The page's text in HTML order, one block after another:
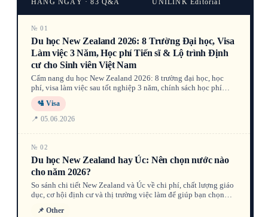
HÀNG NGÀY · 83 Q&A UNILINK Editorial
№ 01
Du học New Zealand 2026: 8 Trường Đại học, Visa
Làm việc 3 Năm, Học phí Tiến sĩ & Lộ trình Định
cư cho Sinh viên Việt Nam
Cẩm nang du học New Zealand 2026: 8 trường đại học, học
phí, visa làm việc sau tốt nghiệp 3 năm, chính sách học phí
Tiến sĩ bằng sinh viên nội địa, học bổng NZ Scholarships, và lộ
trình Skilled Migrant Category 6 điểm.
🛂 Visa
📍 05.06.2026
№ 02
Du học New Zealand hay Úc: Nên chọn nước nào
cho năm 2026?
So sánh chi tiết New Zealand và Úc về chi phí, chất lượng giáo
dục, cơ hội định cư và thị trường việc làm để giúp bạn chọn
📌 Other